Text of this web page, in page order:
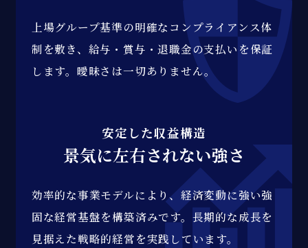
上場グループ基準の明確なコンプライアンス体
制を敷き、給与・賞与・退職金の支払いを保証
します。曖昧さは一切ありません。
安定した収益構造
景気に左右されない強さ
効率的な事業モデルにより、経済変動に強い強
固な経営基盤を構築済みです。長期的な成長を
見据えた戦略的経営を実践しています。